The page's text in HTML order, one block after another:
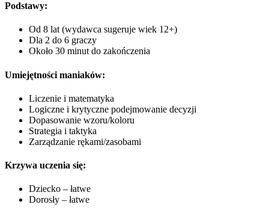
Podstawy:
Od 8 lat (wydawca sugeruje wiek 12+)
Dla 2 do 6 graczy
Około 30 minut do zakończenia
Umiejętności maniaków:
Liczenie i matematyka
Logiczne i krytyczne podejmowanie decyzji
Dopasowanie wzoru/koloru
Strategia i taktyka
Zarządzanie rękami/zasobami
Krzywa uczenia się:
Dziecko – łatwe
Dorosły – łatwe